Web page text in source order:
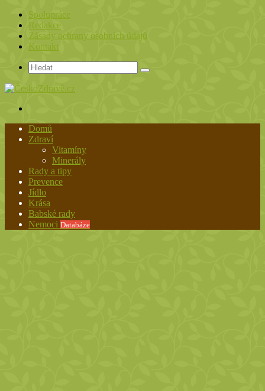
Spolupráce
Redakce
Zásady ochrany osobních údajů
Kontakt
Hledat
Domů
Zdraví
Vitamíny
Minerály
Rady a tipy
Prevence
Jídlo
Krása
Babské rady
Nemoci Databáze